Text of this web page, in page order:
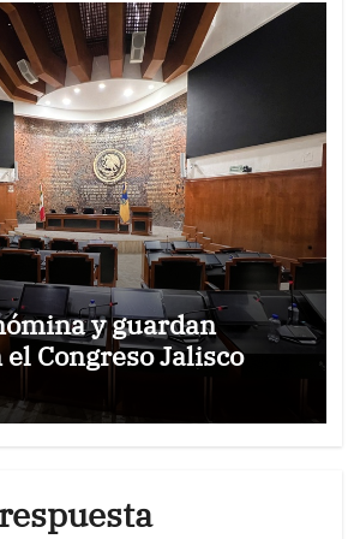
y guardan
el Congreso Jalisco